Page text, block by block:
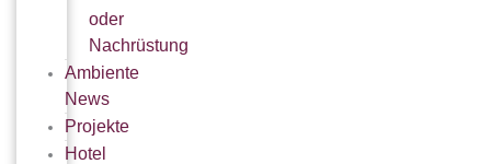
oder
Nachrüstung
Ambiente
News
Projekte
Hotel